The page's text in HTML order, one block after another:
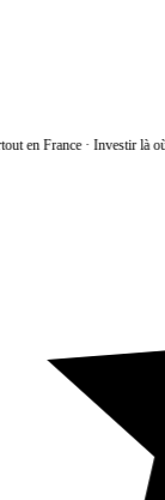
en France·Investir là où